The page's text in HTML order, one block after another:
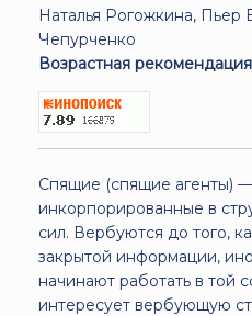
Наталья Рогожкина, Пьер
Чепурченко
Возрастная
Спящие (спящие агенты) —
инкорпорированные в
сил. Вербуются до того,
закрытой информации,
начинают работать в той
интересует вербующую